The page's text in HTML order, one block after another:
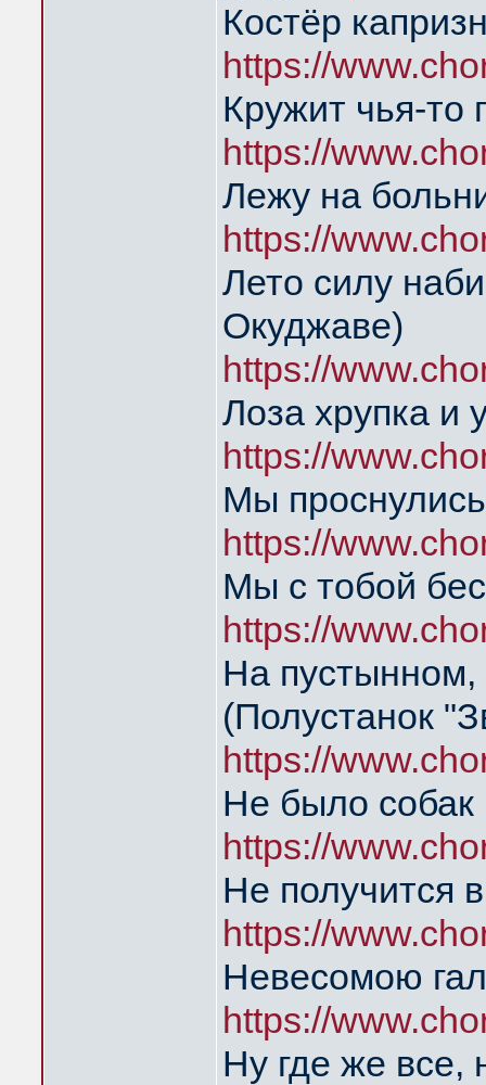
Костёр
https://
Кружит чья-то
https://
Лежу на
https://
Лето силу
Окуджаве)
https://
Лоза хрупка и
https://
Мы
https://
Мы с тобой
https://
На пустынном,
(Полустанок
https://
Не было собак
https://
Не получится
https://
Невесомою
https://
Ну где же все,